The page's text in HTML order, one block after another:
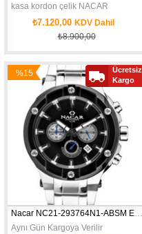
kasa kordon çelik NACAR
₺7.120,00 KDV Dahil
₺8.900,00
Nacar NC21-293764N1-ABSM Erkek Kol Saati
Aynı Gün Kargoya Verilir
%15
Ücretsiz
Kargo